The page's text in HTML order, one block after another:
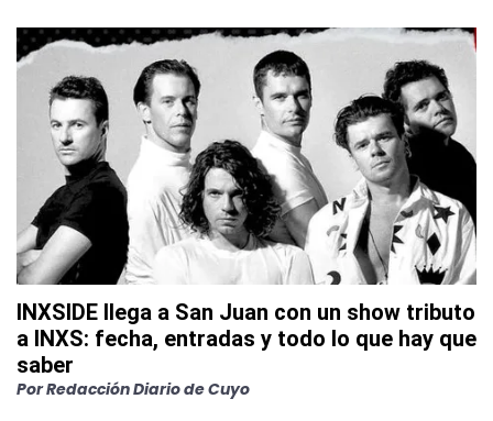
INXSIDE llega a San Juan con un show tributo
a INXS: fecha, entradas y todo lo que hay que
saber
PorRedacción Diario de Cuyo